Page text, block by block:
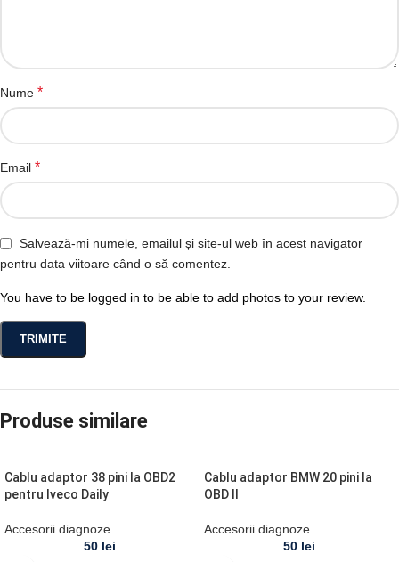
Nume *
Email *
Salvează-mi numele, emailul și site-ul web în acest navigator
pentru data viitoare când o să comentez.
You have to be logged in to be able to add photos to your review.
Produse similare
Cablu adaptor 38 pini la OBD2
pentru Iveco Daily
Accesorii diagnoze
50 lei
Cablu adaptor BMW 20 pini la
OBD II
Accesorii diagnoze
50 lei